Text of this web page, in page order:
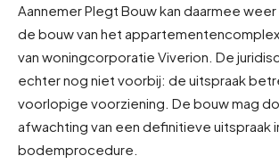
Aannemer Plegt Bouw kan daarmee
de bouw van het
van woningcorporatie Viverion. De
echter nog niet voorbij: de uitspraak
voorlopige voorziening. De bouw mag
afwachting van een definitieve uitspraak
bodemprocedure.